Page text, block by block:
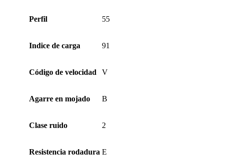
Perfil 55
Indice de carga 91
Código de velocidad V
Agarre en mojado B
Clase ruido 2
Resistencia rodadura E